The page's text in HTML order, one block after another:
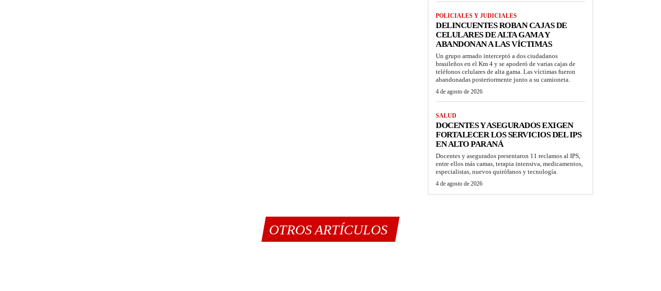
POLICIALES Y JUDICIALES
DELINCUENTES ROBAN CAJAS DE
CELULARES DE ALTA GAMA Y
ABANDONAN A LAS VÍCTIMAS
Un grupo armado interceptó a dos ciudadanos
brasileños en el Km 4 y se apoderó de varias cajas de
teléfonos celulares de alta gama. Las víctimas fueron
abandonadas posteriormente junto a su camioneta.
4 de agosto de 2026
SALUD
DOCENTES Y ASEGURADOS EXIGEN
FORTALECER LOS SERVICIOS DEL IPS
EN ALTO PARANÁ
Docentes y asegurados presentaron 11 reclamos al IPS,
entre ellos más camas, terapia intensiva, medicamentos,
especialistas, nuevos quirófanos y tecnología.
4 de agosto de 2026
OTROS ARTÍCULOS